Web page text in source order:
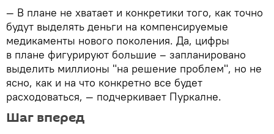
— В плане не хватает и конкретики того, как точно
будут выделять деньги на компенсируемые
медикаменты нового поколения. Да, цифры
в плане фигурируют большие – запланировано
выделить миллионы "на решение проблем", но не
ясно, как и на что конкретно все будет
расходоваться, — подчеркивает Пуркалне.
Шаг вперед